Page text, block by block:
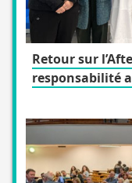
Retour sur
responsabilité